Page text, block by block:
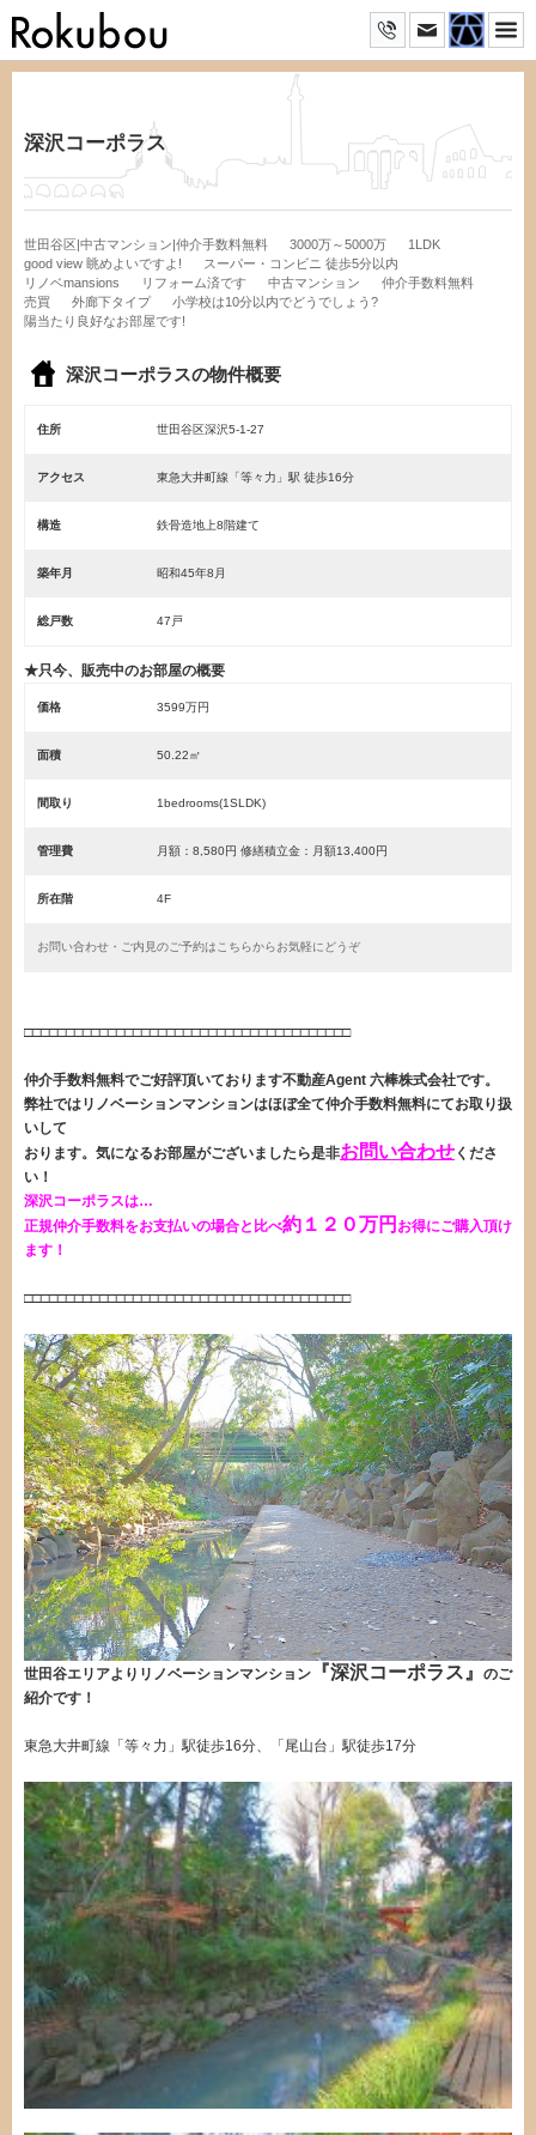
深沢コーポラス
世田谷区|中古マンション|仲介手数料無料 3000万～5000万
1LDK
good view 眺めよいですよ!
スーパー・コンビニ 徒歩5分以内
リノベmansions
リフォーム済です 中古マンション
仲介手数料無料
売買
外廊下タイプ
小学校は10分以内でどうでしょう?
陽当たり良好なお部屋です!
深沢コーポラスの物件概要
住所 世田谷区深沢5-1-27
アクセス 東急大井町線「等々力」駅 徒歩16分
構造 鉄骨造地上8階建て
築年月 昭和45年8月
総戸数 47戸
★只今、販売中のお部屋の概要
価格 3599万円
面積 50.22㎡
間取り 1bedrooms(1SLDK)
管理費 月額：8,580円 修繕積立金：月額13,400円
所在階 4F
お問い合わせ・ご内見のご予約はこちらからお気軽にどうぞ
□□□□□□□□□□□□□□□□□□□□□□□□□□□□□□□□□□□□□□□
仲介手数料無料でご好評頂いております不動産Agent 六棒株式会社です。
弊社ではリノベーションマンションはほぼ全て仲介手数料無料にてお取り扱
いして
おります。 気になるお部屋がございましたら是非お問い合わせ くださ
い！
深沢コーポラスは…
正規仲介手数料をお支払いの場合と比べ約１２０万円 お得にご購入頂け
ます！
□□□□□□□□□□□□□□□□□□□□□□□□□□□□□□□□□□□□□□□
世田谷エリアよりリノベーションマンション 『深沢コーポラス』
のご
紹介です！
東急大井町線「等々力」駅徒歩16分、「尾山台」駅徒歩17分